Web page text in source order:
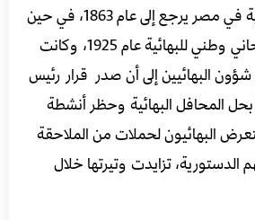
يذكر أن وجود البهائية في مصر يرجع إلى عام 1863، في حين
أنشئ أول محفل روحاني وطني للبهائية عام 1925، وكانت
البهائيين إلى أن صدر قرار رئيس
الجمهورية في 1960 بحل المحافل البهائية وحظر أنشطة
البهائيون لحملات من الملاحقة
تزايدت وتيرتها خلال